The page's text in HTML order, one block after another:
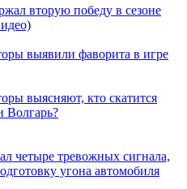
вторую победу в сезоне
выявили фаворита в игре
выясняют, кто скатится
четыре тревожных сигнала,
угона автомобиля